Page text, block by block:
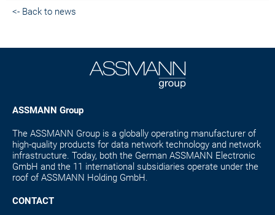
<- Back to news
ASSMANN Group
The ASSMANN Group is a globally operating manufacturer of
high-quality products for data network technology and network
infrastructure. Today, both the German ASSMANN Electronic
GmbH and the 11 international subsidiaries operate under the
roof of ASSMANN Holding GmbH.
CONTACT